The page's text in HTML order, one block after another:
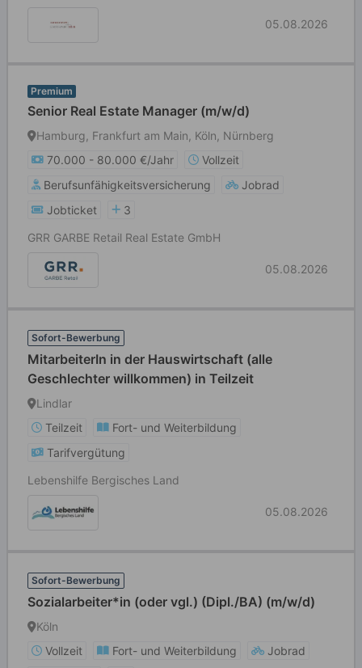
05.08.2026
Premium
Senior Real Estate Manager (m/w/d)
Hamburg, Frankfurt am Main, Köln, Nürnberg
70.000 - 80.000 €/Jahr
Vollzeit
Berufsunfähigkeitsversicherung
Jobrad
Jobticket
3
GRR GARBE Retail Real Estate GmbH
05.08.2026
Sofort-Bewerbung
MitarbeiterIn in der Hauswirtschaft (alle
Geschlechter willkommen) in Teilzeit
Lindlar
Teilzeit
Fort- und Weiterbildung
Tarifvergütung
Lebenshilfe Bergisches Land
05.08.2026
Sofort-Bewerbung
Sozialarbeiter*in (oder vgl.) (Dipl./BA) (m/w/d)
Köln
Vollzeit
Fort- und Weiterbildung
Jobrad